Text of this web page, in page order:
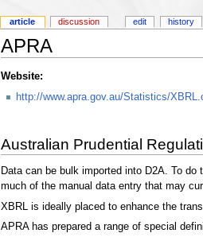
APRA
Website:
http://www.apra.gov.au/Statistics/
Australian Prudential
Data can be bulk imported into D2A. To
much of the manual data entry that may
XBRL is ideally placed to enhance the
APRA has prepared a range of special
article discussion edit history